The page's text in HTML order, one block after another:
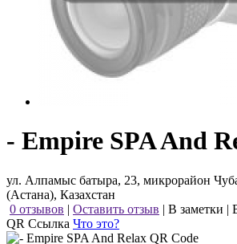
- Empire SPA And
ул. Алпамыс батыра, 23, микрорайон
(Астана), Казахстан
0 отзывов | Оставить отзыв | В заметки |
QR Ссылка Что это?